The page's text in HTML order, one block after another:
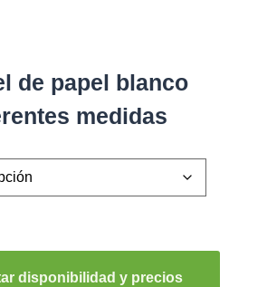
de papel blanco
medidas
disponibilidad y precios